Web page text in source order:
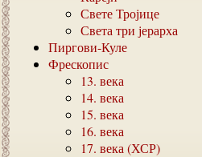
Свете Тројице
Света три јерарха
Пиргови-Куле
Фрескопис
13. века
14. века
15. века
16. века
17. века (ХСР)